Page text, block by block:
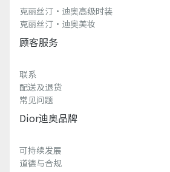
克丽丝汀·迪奥高级时装
克丽丝汀·迪奥美妆
顾客服务
联系
配送及退货
常见问题
Dior迪奥品牌
可持续发展
道德与合规